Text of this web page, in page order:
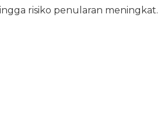
risiko penularan meningkat.